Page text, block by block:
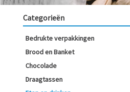
Categorieën
Bedrukte verpakkingen
Brood en Banket
Chocolade
Draagtassen